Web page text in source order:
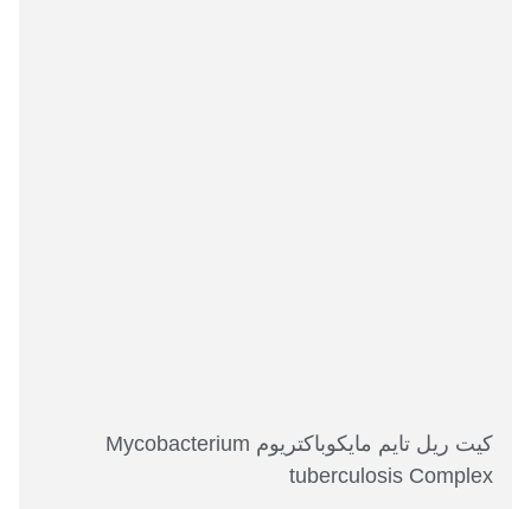
کیت ریل تایم مایکوباکتریوم Mycobacterium
tuberculosis Complex